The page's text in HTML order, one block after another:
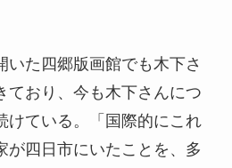
た四郷版画館でも木下さ
ており、今も木下さんにつ
けている。「国際的にこれ
が四日市にいたことを、多